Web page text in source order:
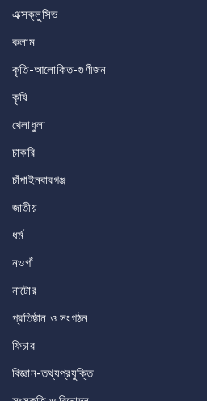
এক্সক্লুসিভ
কলাম
কৃতি-আলোকিত-গুণীজন
কৃষি
খেলাধুলা
চাকরি
চাঁপাইনবাবগঞ্জ
জাতীয়
ধর্ম
নওগাঁ
নাটোর
প্রতিষ্ঠান ও সংগঠন
ফিচার
বিজ্ঞান-তথ্যপ্রযুক্তি